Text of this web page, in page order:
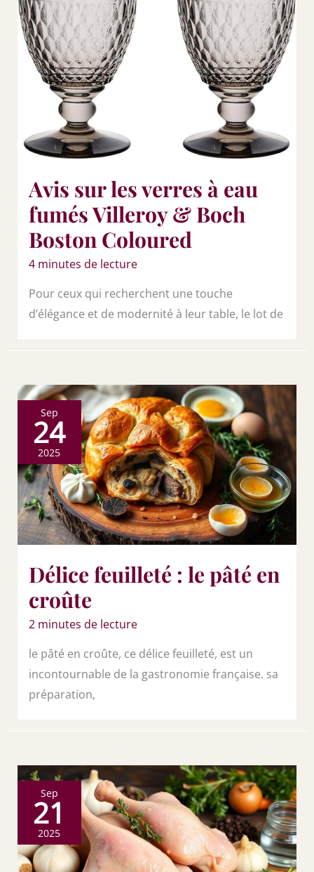
Avis sur les verres à eau
fumés Villeroy & Boch
Boston Coloured
4 minutes de lecture
Pour ceux qui recherchent une touche
d’élégance et de modernité à leur table, le lot de
Sep
24
2025
Délice feuilleté : le pâté en
croûte
2 minutes de lecture
le pâté en croûte, ce délice feuilleté, est un
incontournable de la gastronomie française. sa
préparation,
Sep
21
2025